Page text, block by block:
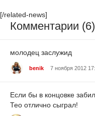
[/related-news]
Комментарии (6)
молодец заслужид
benik 7 ноября 2012
Если бы в концовке
Тео отлично сыграл!